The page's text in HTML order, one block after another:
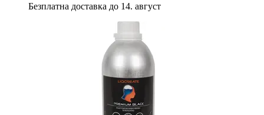
Безплатна доставка до 14. август